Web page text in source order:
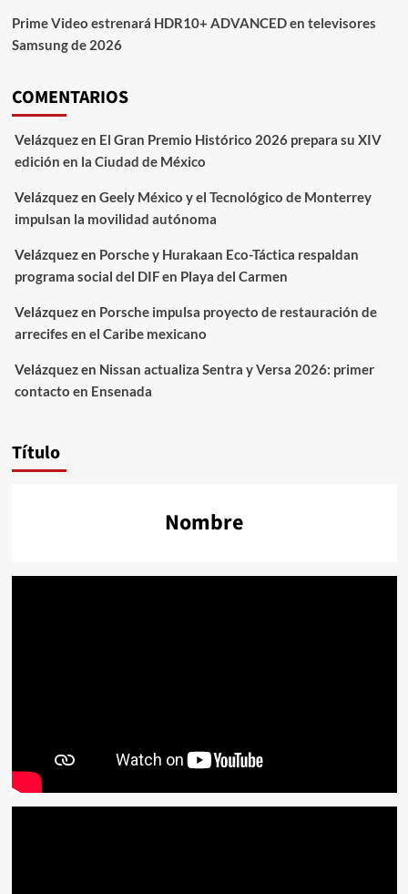
Prime Video estrenará HDR10+ ADVANCED en televisores
Samsung de 2026
COMENTARIOS
Velázquezen El Gran Premio Histórico 2026 prepara su XIV
edición en la Ciudad de México
Velázquezen Geely México y el Tecnológico de Monterrey
impulsan la movilidad autónoma
Velázquezen Porsche y Hurakaan Eco-Táctica respaldan
programa social del DIF en Playa del Carmen
Velázquezen Porsche impulsa proyecto de restauración de
arrecifes en el Caribe mexicano
Velázquezen Nissan actualiza Sentra y Versa 2026: primer
contacto en Ensenada
Título
Nombre